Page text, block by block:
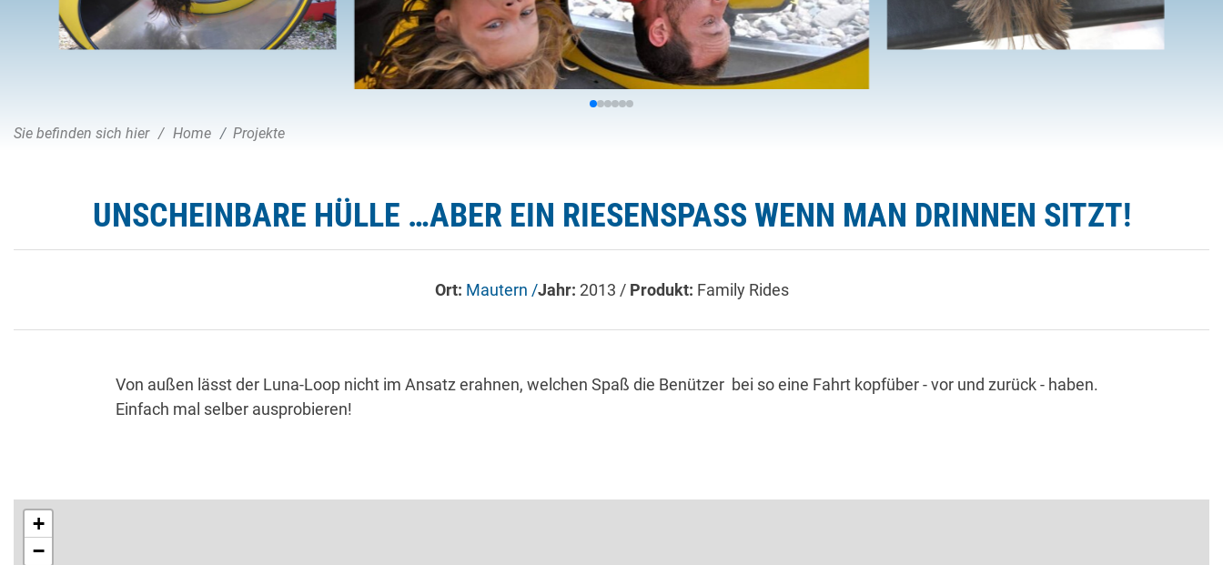
Sie befinden sich hier Home Projekte
UNSCHEINBARE HÜLLE …ABER EIN RIESENSPASS WENN MAN DRINNEN SITZT!
Ort: Mautern /Jahr: 2013 / Produkt: Family Rides
Von außen lässt der Luna-Loop nicht im Ansatz erahnen, welchen Spaß die Benützer bei so eine Fahrt kopfüber - vor und zurück - haben.
Einfach mal selber ausprobieren!
+
−